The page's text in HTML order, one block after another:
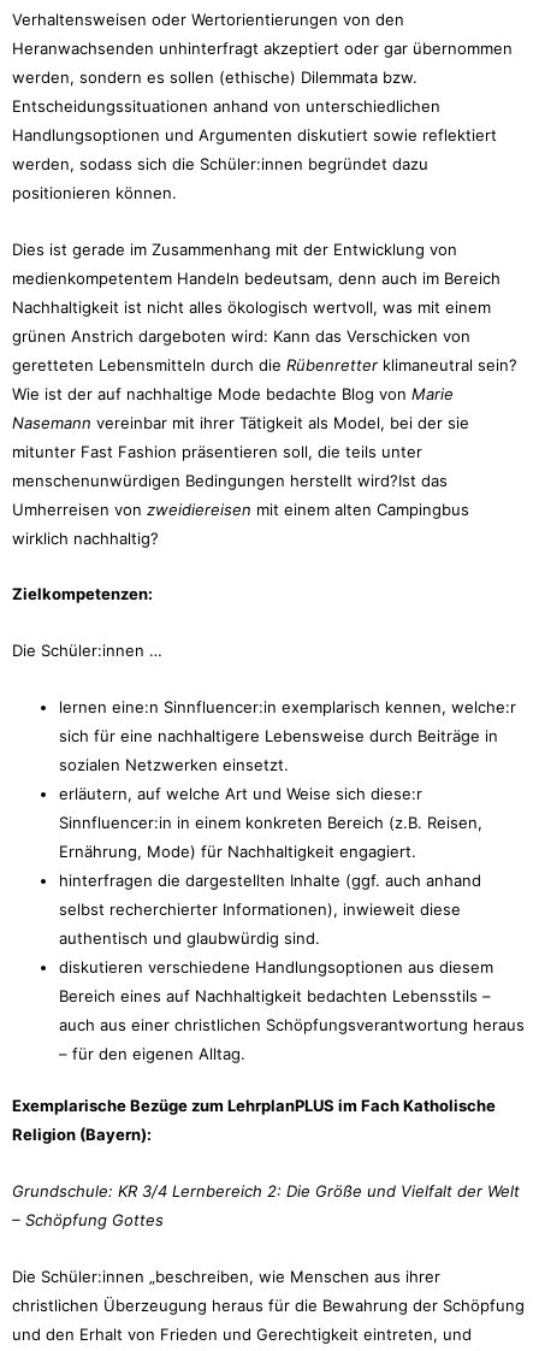
Verhaltensweisen oder Wertorientierungen von den
Heranwachsenden unhinterfragt akzeptiert oder gar übernommen
werden, sondern es sollen (ethische) Dilemmata bzw.
Entscheidungssituationen anhand von unterschiedlichen
Handlungsoptionen und Argumenten diskutiert sowie reflektiert
werden, sodass sich die Schüler:innen begründet dazu
positionieren können.
Dies ist gerade im Zusammenhang mit der Entwicklung von
medienkompetentem Handeln bedeutsam, denn auch im Bereich
Nachhaltigkeit ist nicht alles ökologisch wertvoll, was mit einem
grünen Anstrich dargeboten wird: Kann das Verschicken von
geretteten Lebensmitteln durch die Rübenretter klimaneutral sein?
Wie ist der auf nachhaltige Mode bedachte Blog von Marie
Nasemann vereinbar mit ihrer Tätigkeit als Model, bei der sie
mitunter Fast Fashion präsentieren soll, die teils unter
menschenunwürdigen Bedingungen herstellt wird?Ist das
Umherreisen von zweidiereisen mit einem alten Campingbus
wirklich nachhaltig?
Zielkompetenzen:
Die Schüler:innen …
lernen eine:n Sinnfluencer:in exemplarisch kennen, welche:r
sich für eine nachhaltigere Lebensweise durch Beiträge in
sozialen Netzwerken einsetzt.
erläutern, auf welche Art und Weise sich diese:r
Sinnfluencer:in in einem konkreten Bereich (z.B. Reisen,
Ernährung, Mode) für Nachhaltigkeit engagiert.
hinterfragen die dargestellten Inhalte (ggf. auch anhand
selbst recherchierter Informationen), inwieweit diese
authentisch und glaubwürdig sind.
diskutieren verschiedene Handlungsoptionen aus diesem
Bereich eines auf Nachhaltigkeit bedachten Lebensstils –
auch aus einer christlichen Schöpfungsverantwortung heraus
– für den eigenen Alltag.
Exemplarische Bezüge zum LehrplanPLUS im Fach Katholische
Religion (Bayern):
Grundschule: KR 3/4 Lernbereich 2: Die Größe und Vielfalt der Welt
– Schöpfung Gottes
Die Schüler:innen „beschreiben, wie Menschen aus ihrer
christlichen Überzeugung heraus für die Bewahrung der Schöpfung
und den Erhalt von Frieden und Gerechtigkeit eintreten, und